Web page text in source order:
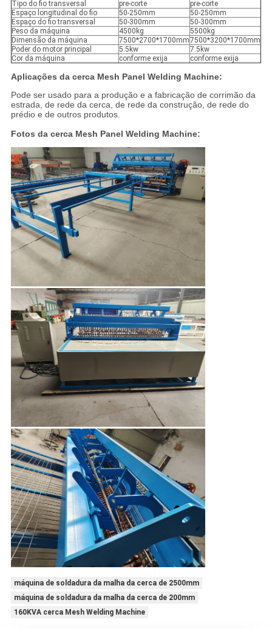
Tipo do fio transversal pre-corte
pre-corte
Espaço longitudinal do fio
50-250mm
50-250mm
Espaço do fio transversal
50-300mm
50-300mm
Peso da máquina
4500kg
5500kg
Dimensão da máquina
7500*2700*1700mm7500*3200*1700mm
Poder do motor principal
5.5kw
7.5kw
Cor da máquina
conforme exija conforme exija
Aplicações da cerca Mesh Panel Welding Machine:
Pode ser usado para a produção e a fabricação de corrimão da
estrada, de rede da cerca, de rede da construção, de rede do
prédio e de outros produtos.
Fotos da cerca Mesh Panel Welding Machine:
máquina de soldadura da malha da cerca de 2500mm
máquina de soldadura da malha da cerca de 200mm
160KVA cerca Mesh Welding Machine